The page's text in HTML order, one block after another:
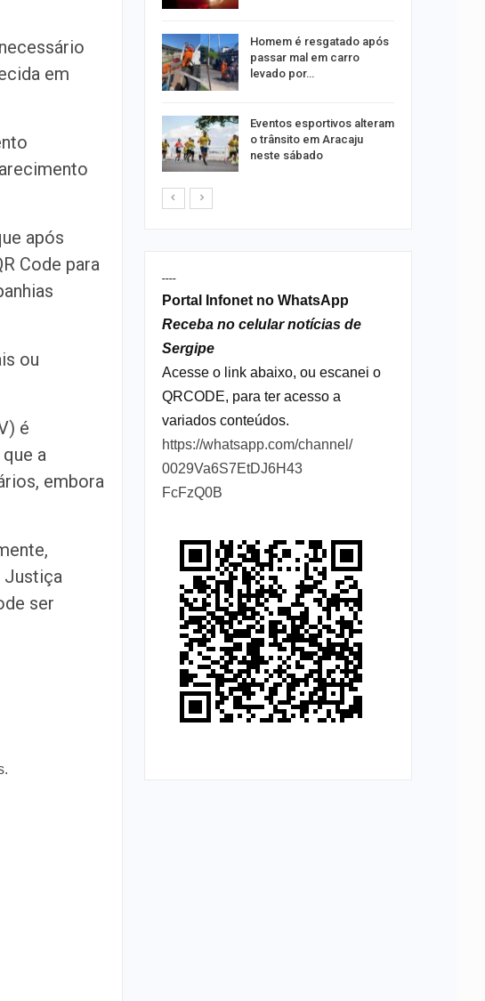
em
após
Code para
ou
é
a
embora
Justiça
ser
Previsão do tempo indica
céu claro com algumas
neste fim de…
Homem é resgatado após
passar mal em carro
levado por…
Eventos esportivos alteram
o trânsito em Aracaju
neste sábado
----
Portal Infonet no WhatsApp
Receba no celular notícias de
Sergipe
Acesse o link abaixo, ou escanei o
QRCODE, para ter acesso a
variados conteúdos.
https://whatsapp.com/channel/
0029Va6S7EtDJ6H43
FcFzQ0B